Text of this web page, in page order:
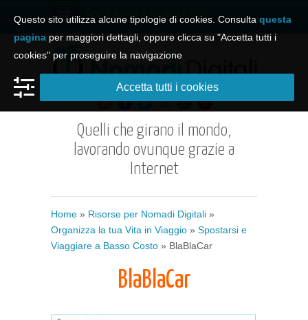
Apri il menu e naviga il sito
Quelli che girano il mondo,
lavorando ovunque grazie a
Internet
Home » Risorse per Nomadi Digitali »
Organizza la tua Vita in Viaggio » Spostarsi e
Viaggiare a Basso Costo » BlaBlaCar
BlaBlaCar
Questo sito utilizza alcune tipologie di cookies. Consulta questa
pagina per maggiori dettagli, oppure clicca su "Accetta tutti i
cookies" per proseguire la navigazione
Accetta tutti i cookies